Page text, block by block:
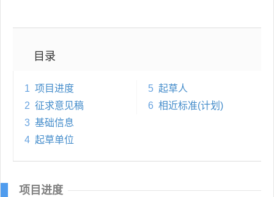
目录
1 项目进度
2 征求意见稿
3 基础信息
4 起草单位
5 起草人
6 相近标准(计划)
项目进度